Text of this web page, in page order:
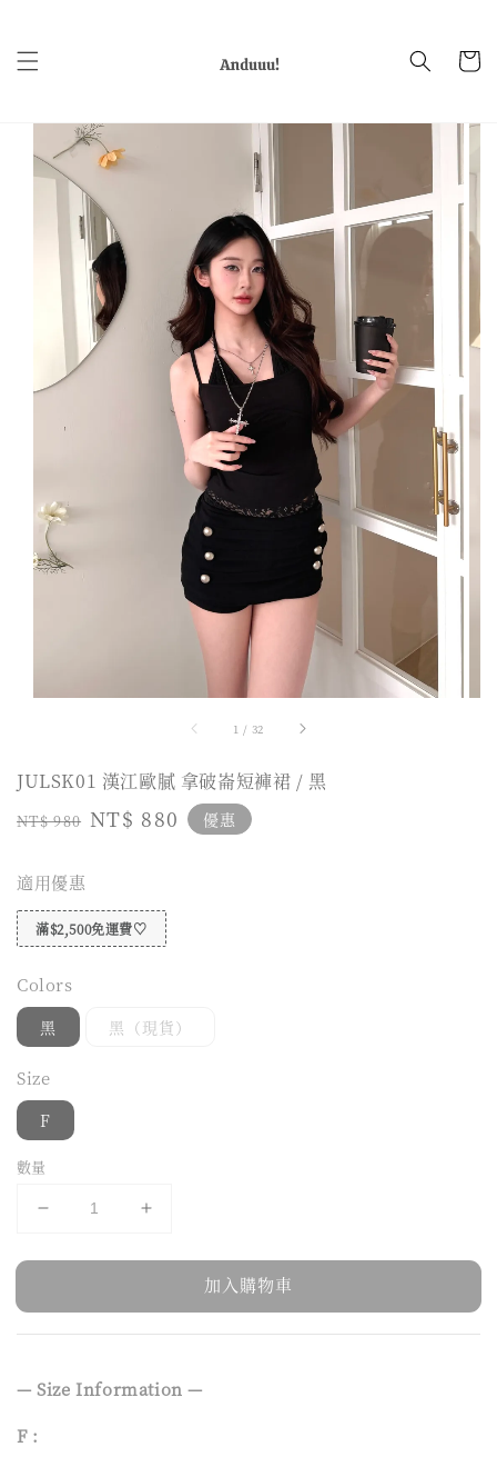
1 / 32
JULSK01 漢江歐膩 拿破崙短褲裙 / 黑
Regular
NT$ 980 Sale
NT$ 880 優惠
適用優惠
滿$2,500免運費♡
Colors
黑 黑（現貨）
Size
F
數量
加入購物車
— Size Information —
F :